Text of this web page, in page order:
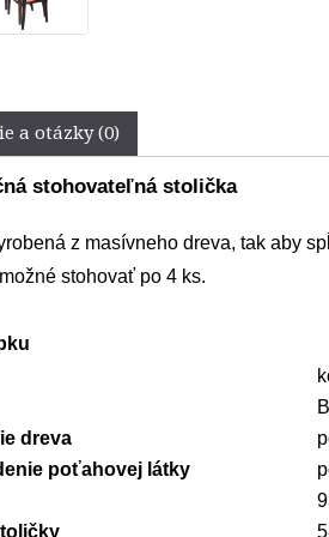
a otázky (0)
stohovateľná stolička
z masívneho dreva, tak aby
stohovať po 4 ks.
dreva
poťahovej látky